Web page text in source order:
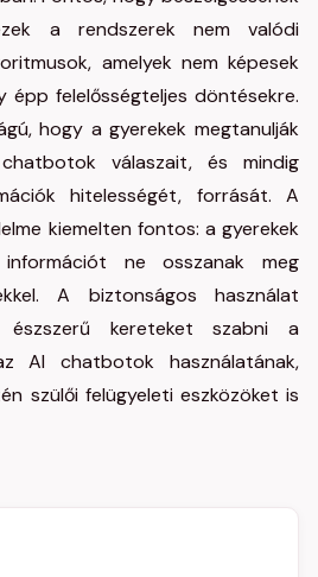
a rendszerek nem valódi
amelyek nem képesek
épp felelősségteljes döntésekre.
hogy a gyerekek megtanulják
válaszait, és mindig
hitelességét, forrását. A
kiemelten fontos: a gyerekek
információt ne osszanak meg
A biztonságos használat
észszerű kereteket szabni a
AI chatbotok használatának,
szülői felügyeleti eszközöket is